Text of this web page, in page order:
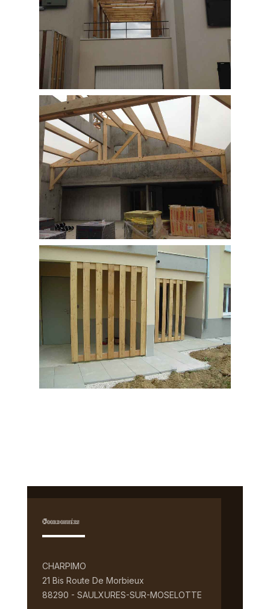
Coordonnées
CHARPIMO
21 Bis Route De Morbieux
88290 - SAULXURES-SUR-MOSELOTTE